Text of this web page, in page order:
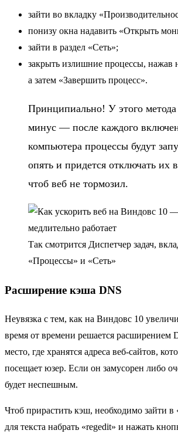
зайти во вкладку
понизу окна надавить «Открыть
зайти в раздел «Сеть»;
закрыть излишние процессы,
а затем «Завершить процесс».
Принципиально! У этого
минус — после каждого
компьютера процессы будут
опять и придется отключать их
чтоб веб не тормозил.
Так смотрится Диспетчер задач,
«Процессы» и «Сеть»
Расширение кэша DNS
Неувязка с тем, как на Виндовс 10
время от времени решается расширением
место, где хранятся адреса веб-сайтов,
посещает юзер. Если он замусорен либо
будет неспешным.
Чтоб прирастить кэш, необходимо зайти
для текста набрать «regedit» и нажать